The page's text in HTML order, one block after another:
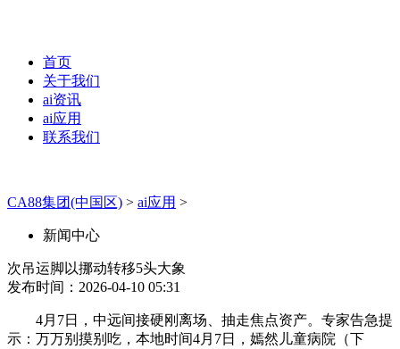
首页
关于我们
ai资讯
ai应用
联系我们
CA88集团(中国区) > ai应用 >
新闻中心
次吊运脚以挪动转移5头大象
发布时间：2026-04-10 05:31
4月7日，中远间接硬刚离场、抽走焦点资产。专家告急提
示：万万别摸别吃，本地时间4月7日，嫣然儿童病院（下